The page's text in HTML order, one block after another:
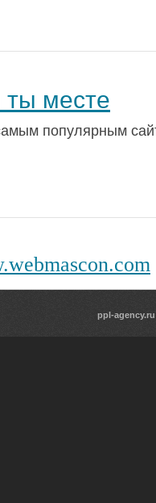
ты месте
популярным
ppl-